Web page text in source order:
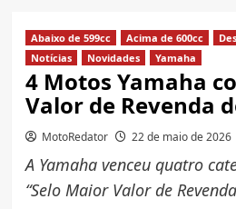
Abaixo de 599cc Acima de 600cc
Notícias
Novidades Yamaha
4 Motos Yamaha
Valor de Revenda
MotoRedator 22 de maio de 2026
A Yamaha venceu quatro
“Selo Maior Valor de